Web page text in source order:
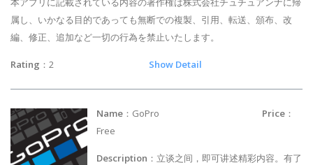
属し、いかなる目的であっても無断での複製、引用、転送、頒布、改
編、修正、追加など一切の行為を禁止いたします。
Rating ：2 Show Detail
Name ：GoPro Price ：
Free
Description ：立谈之间，即可讲述精彩内容。有了